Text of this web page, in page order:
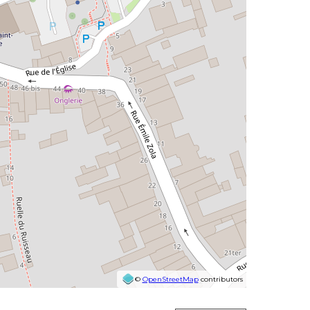
© OpenStreetMapcontributors